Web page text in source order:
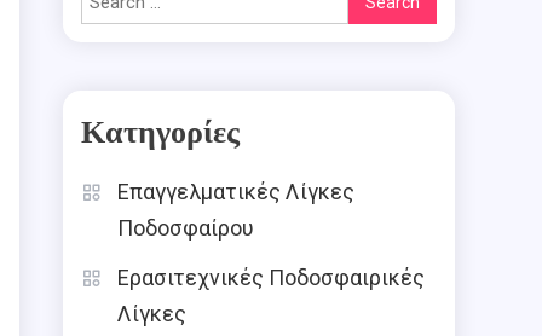
for:
Κατηγορίες
Επαγγελματικές Λίγκες
Ποδοσφαίρου
Ερασιτεχνικές Ποδοσφαιρικές
Λίγκες